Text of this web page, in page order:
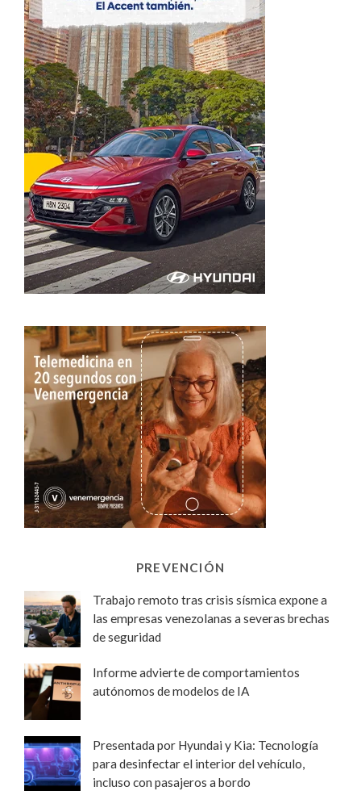
PREVENCIÓN
Trabajo remoto tras crisis sísmica expone a
las empresas venezolanas a severas brechas
de seguridad
Informe advierte de comportamientos
autónomos de modelos de IA
Presentada por Hyundai y Kia: Tecnología
para desinfectar el interior del vehículo,
incluso con pasajeros a bordo